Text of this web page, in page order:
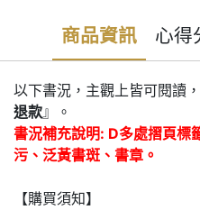
商品資訊 心得
以下書況，主觀上皆可閱讀
退款』。
書況補充說明: D多處摺頁標
污、泛黃書斑、書章。
【購買須知】